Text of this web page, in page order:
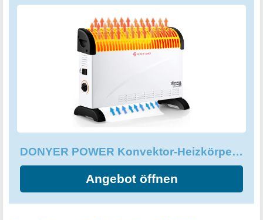
machen die Montage einfach und unkompliziert. Bitte
beachten Sie, dass das Befestigungsmaterial nicht im
Lieferumfang enthalten ist. Mit einer Größe von
52×19.7x38.3 CM ist dieser Heizkörper kompakt und
platzsparend. Er eignet sich perfekt für Wohnungen, Büros,
Schlafzimmer, Badezimmer und vieles mehr. Zögern Sie
nicht länger und entscheiden Sie sich für den DONYER
POWER Konvektor-Heizkörper 2000W Raumheizung mit
alle, die eine zuverlässige und effektive Wärmequelle
benötigen.
DONYER POWER Konvektor-Heizkörper 2000W Raumheizung mit einstellbarem Thermostat
Angebot öffnen